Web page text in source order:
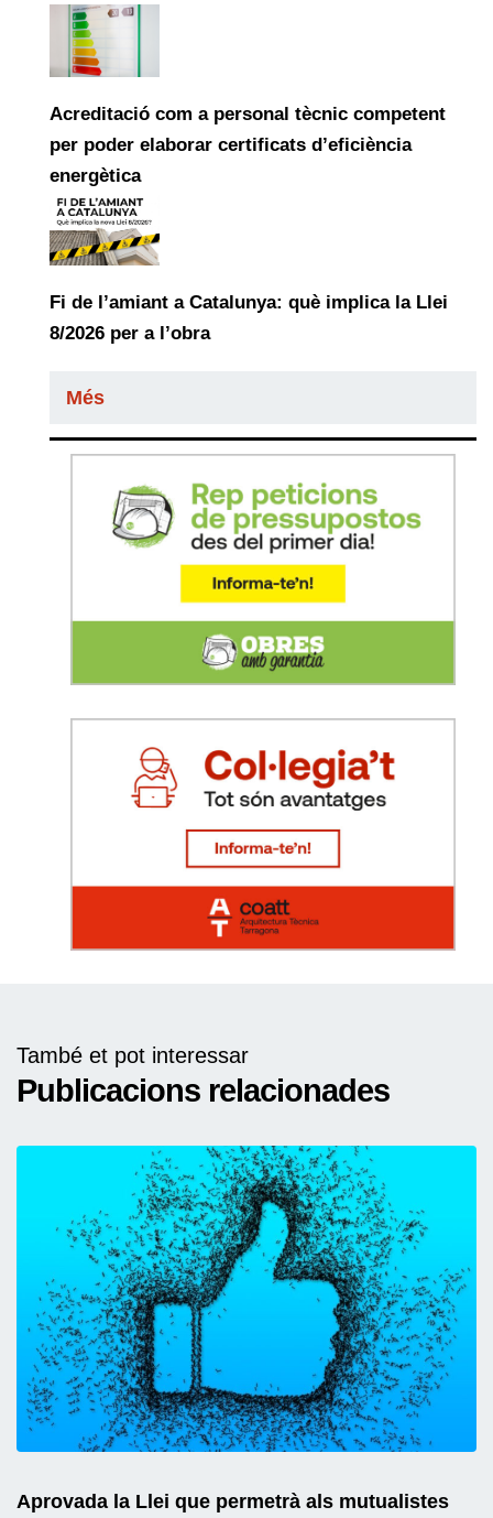
Acreditació com a personal tècnic competent
per poder elaborar certificats d’eficiència
energètica
Fi de l’amiant a Catalunya: què implica la Llei
8/2026 per a l’obra
Més
També et pot interessar
Publicacions relacionades
Aprovada la Llei que permetrà als mutualistes